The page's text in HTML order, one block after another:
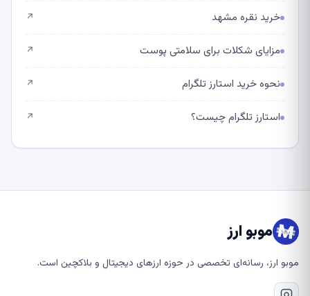
خرید نقره مشهد ↗
مزایای شکلات برای سلامتی پوست ↗
نحوه خرید استارز تلگرام ↗
استارز تلگرام چیست؟ ↗
موبو ارز
موبو ارز، رسانه‌ای تخصصی در حوزه ارزهای دیجیتال و بلاکچین است.